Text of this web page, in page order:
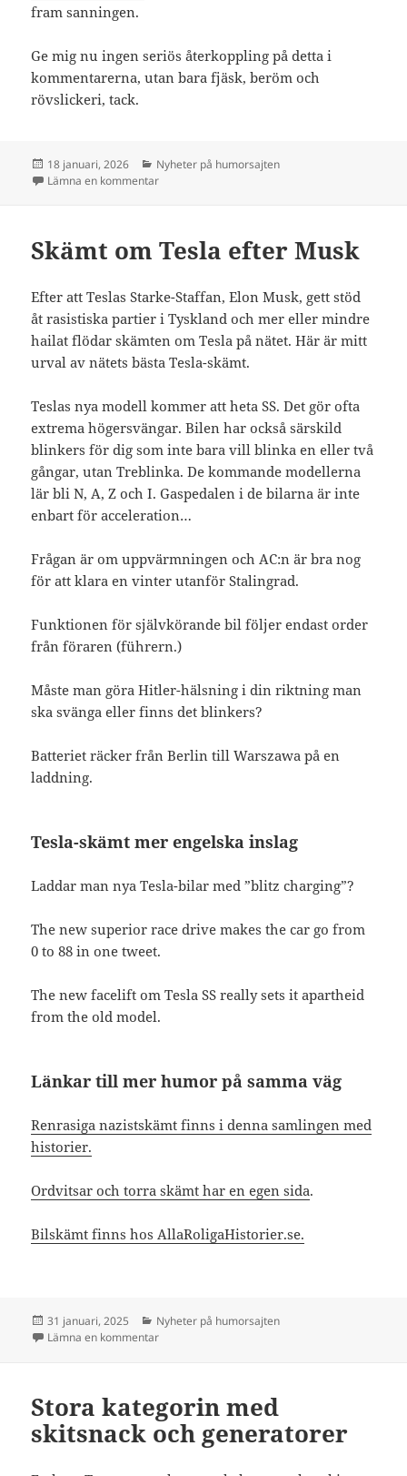
fram sanningen.
Ge mig nu ingen seriös återkoppling på detta i
kommentarerna, utan bara fjäsk, beröm och
rövslickeri, tack.
Postat
18 januari, 2026 Kategorier
Nyheter på humorsajten
Lämna en kommentartill Humorbloggen uppstånden ur graven
Skämt om Tesla efter Musk
Efter att Teslas Starke-Staffan, Elon Musk, gett stöd
åt rasistiska partier i Tyskland och mer eller mindre
hailat flödar skämten om Tesla på nätet. Här är mitt
urval av nätets bästa Tesla-skämt.
Teslas nya modell kommer att heta SS. Det gör ofta
extrema högersvängar. Bilen har också särskild
blinkers för dig som inte bara vill blinka en eller två
gångar, utan Treblinka. De kommande modellerna
lär bli N, A, Z och I. Gaspedalen i de bilarna är inte
enbart för acceleration…
Frågan är om uppvärmningen och AC:n är bra nog
för att klara en vinter utanför Stalingrad.
Funktionen för självkörande bil följer endast order
från föraren (führern.)
Måste man göra Hitler-hälsning i din riktning man
ska svänga eller finns det blinkers?
Batteriet räcker från Berlin till Warszawa på en
laddning.
Tesla-skämt mer engelska inslag
Laddar man nya Tesla-bilar med ”blitz charging”?
The new superior race drive makes the car go from
0 to 88 in one tweet.
The new facelift om Tesla SS really sets it apartheid
from the old model.
Länkar till mer humor på samma väg
Renrasiga nazistskämt finns i denna samlingen med
historier.
Ordvitsar och torra skämt har en egen sida.
Bilskämt finns hos AllaRoligaHistorier.se.
Postat
31 januari, 2025 Kategorier
Nyheter på humorsajten
Lämna en kommentartill Skämt om Tesla efter Musk
Stora kategorin med
skitsnack och generatorer